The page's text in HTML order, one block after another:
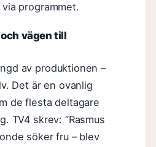
programmet.
vägen till
av produktionen –
Det är en ovanlig
de flesta deltagare
TV4 skrev: ”Rasmus
söker fru – blev